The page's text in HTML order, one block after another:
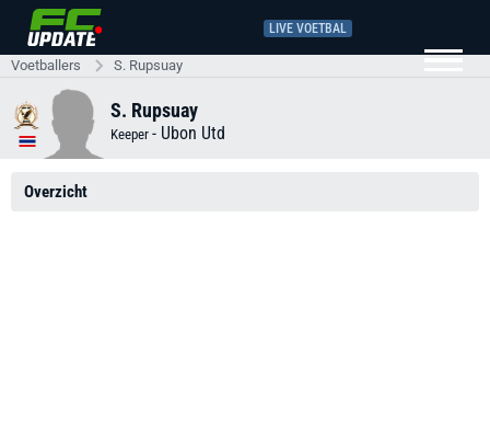
LIVE VOETBAL
Voetballers S. Rupsuay
S. Rupsuay
Keeper - Ubon Utd
Overzicht